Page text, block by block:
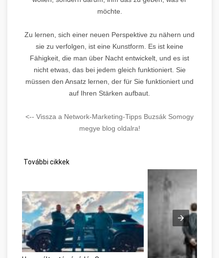
möchte.
Zu lernen, sich einer neuen Perspektive zu nähern und
sie zu verfolgen, ist eine Kunstform. Es ist keine
Fähigkeit, die man über Nacht entwickelt, und es ist
nicht etwas, das bei jedem gleich funktioniert. Sie
müssen den Ansatz lernen, der für Sie funktioniert und
auf Ihren Stärken aufbaut.
<-- Vissza a Network-Marketing-Tipps Buzsák Somogy
megye blog oldalra!
További cikkek